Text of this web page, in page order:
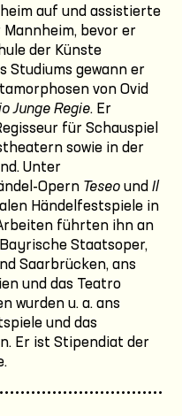
auf und assistierte
bevor er
der Künste
Studiums gewann er
von Ovid
Junge Regie. Er
für Schauspiel
sowie in der
Unter
Opern Teseo und Il
Händelfestspiele in
führten ihn an
Staatsoper,
Saarbrücken, ans
und das Teatro
wurden u. a. ans
und das
Er ist Stipendiat der